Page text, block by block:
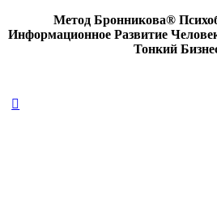
Метод Бронникова®
Информационное Развитие
Тонкий